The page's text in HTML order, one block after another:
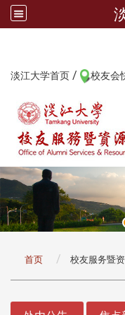
淡江大学首页 / 校友会
首页 校友服务暨